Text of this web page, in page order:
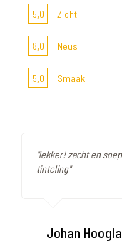
5,0
Zicht
8,0 Neus
5,0 Smaak
"lekker! zacht en
tinteling"
Johan